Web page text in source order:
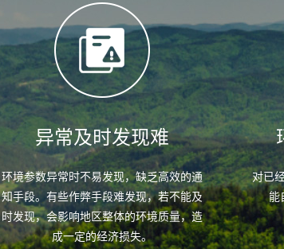
异常及时发现难
环境参数异常时不易发现，缺乏高效的通
知手段。有些作弊手段难发现，若不能及
时发现，会影响地区整体的环境质量，造
成一定的经济损失。
对已
能